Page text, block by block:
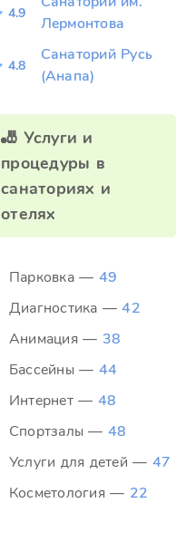
4.9
Лермонтова
4.8
Санаторий Русь
(Анапа)
🎳 Услуги и
процедуры в
санаториях и
отелях
Парковка — 49
Диагностика —42
Анимация — 38
Бассейны — 44
Интернет — 48
Спортзалы — 48
Услуги для детей — 47
Косметология — 22